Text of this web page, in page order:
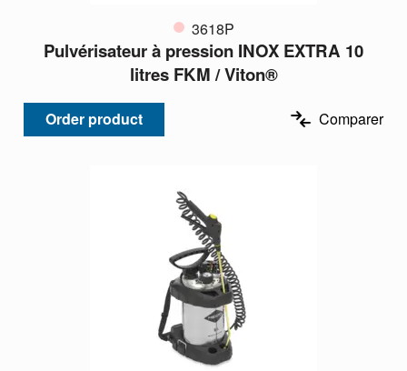
3618P
Pulvérisateur à pression INOX EXTRA 10
litres FKM / Viton®
Order product Comparer